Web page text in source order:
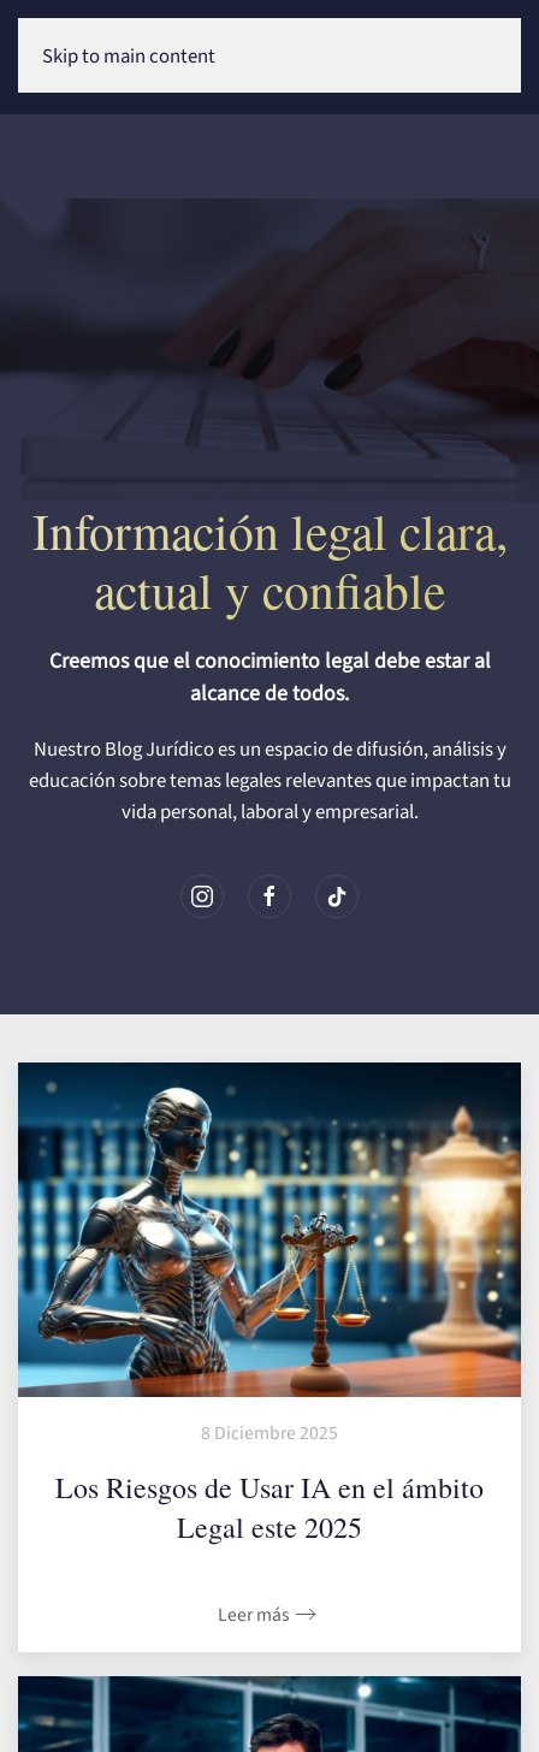
Skip to main content
Información legal clara,
actual y confiable
Creemos que el conocimiento legal debe estar al
alcance de todos.
Nuestro Blog Jurídico es un espacio de difusión, análisis y
educación sobre temas legales relevantes que impactan tu
vida personal, laboral y empresarial.
8 Diciembre 2025
Los Riesgos de Usar IA en el ámbito
Legal este 2025
Leer más